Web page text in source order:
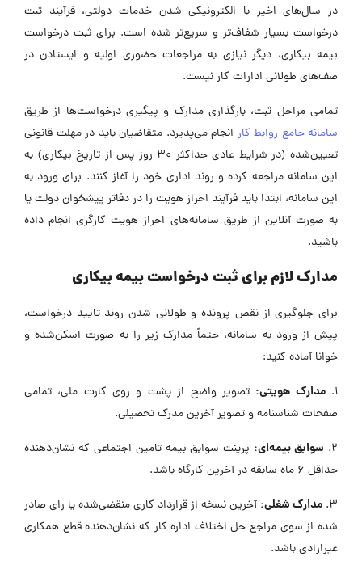
در سال‌های اخیر با الکترونیکی شدن خدمات دولتی، فرآیند ثبت
درخواست بسیار شفاف‌تر و سریع‌تر شده است. برای ثبت درخواست
بیمه بیکاری، دیگر نیازی به مراجعات حضوری اولیه و ایستادن در
صف‌های طولانی ادارات کار نیست.
تمامی مراحل ثبت، بارگذاری مدارک و پیگیری درخواست‌ها از طریق
سامانه جامع روابط کار انجام می‌پذیرد. متقاضیان باید در مهلت قانونی
تعیین‌شده (در شرایط عادی حداکثر ۳۰ روز پس از تاریخ بیکاری) به
این سامانه مراجعه کرده و روند اداری خود را آغاز کنند. برای ورود به
این سامانه، ابتدا باید فرآیند احراز هویت را در دفاتر پیشخوان دولت یا
به صورت آنلاین از طریق سامانه‌های احراز هویت کارگری انجام داده
باشید.
مدارک لازم برای ثبت درخواست بیمه بیکاری
برای جلوگیری از نقص پرونده و طولانی شدن روند تایید درخواست،
پیش از ورود به سامانه، حتماً مدارک زیر را به صورت اسکن‌شده و
خوانا آماده کنید:
۱. مدارک هویتی: تصویر واضح از پشت و روی کارت ملی، تمامی
صفحات شناسنامه و تصویر آخرین مدرک تحصیلی.
۲. سوابق بیمه‌ای: پرینت سوابق بیمه تامین اجتماعی که نشان‌دهنده
حداقل ۶ ماه سابقه در آخرین کارگاه باشد.
۳. مدارک شغلی: آخرین نسخه از قرارداد کاری منقضی‌شده یا رای صادر
شده از سوی مراجع حل اختلاف اداره کار که نشان‌دهنده قطع همکاری
غیرارادی باشد.